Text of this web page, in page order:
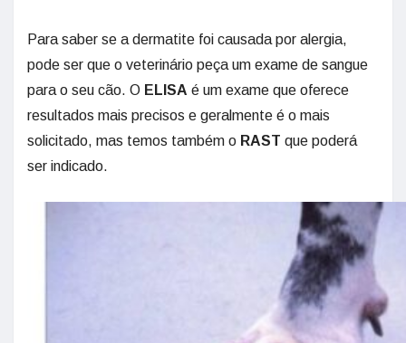
Para saber se a dermatite foi causada por alergia,
pode ser que o veterinário peça um exame de sangue
para o seu cão. O ELISA é um exame que oferece
resultados mais precisos e geralmente é o mais
solicitado, mas temos também o RAST que poderá
ser indicado.